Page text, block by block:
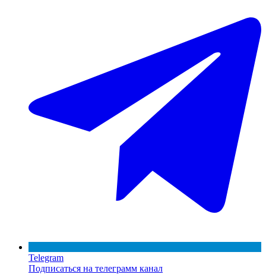
Telegram
Подписаться на телеграмм канал